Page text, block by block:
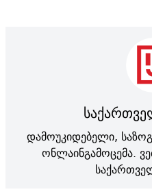
დამოუკიდებელი,
ონლაინგამოცემა.